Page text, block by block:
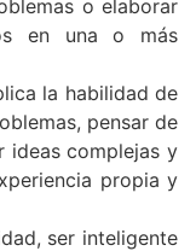
o elaborar
en una o más
la habilidad de
pensar de
ideas complejas y
propia y
ser inteligente